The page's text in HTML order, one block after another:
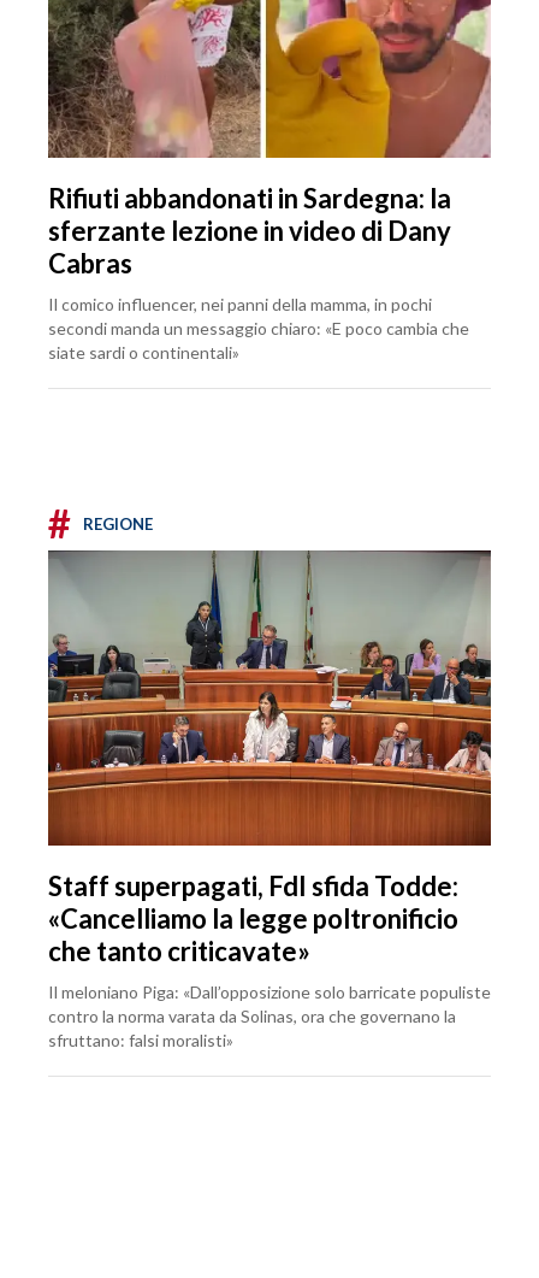
Rifiuti abbandonati in Sardegna: la
sferzante lezione in video di Dany
Cabras
Il comico influencer, nei panni della mamma, in pochi
secondi manda un messaggio chiaro: «E poco cambia che
siate sardi o continentali»
# REGIONE
Staff superpagati, FdI sfida Todde:
«Cancelliamo la legge poltronificio
che tanto criticavate»
Il meloniano Piga: «Dall’opposizione solo barricate populiste
contro la norma varata da Solinas, ora che governano la
sfruttano: falsi moralisti»